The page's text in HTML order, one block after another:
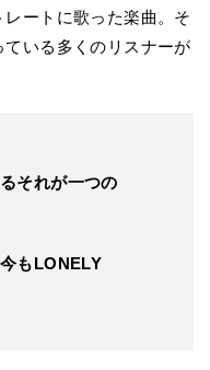
ートに歌った楽曲。そ
いる多くのリスナーが
それが一つの
もLONELY